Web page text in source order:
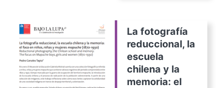
La fotografía
reduccional, la
escuela
chilena y la
memoria: el